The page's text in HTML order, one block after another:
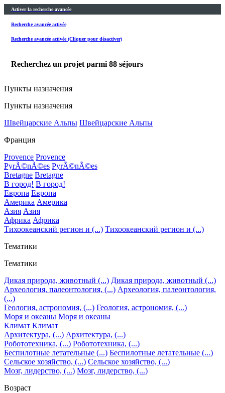
Activer la recherche avancée
Recherche avancée activée
Recherche avancée activée (Cliquer pour désactiver)
Recherchez un projet parmi 88 séjours
Пункты назначения
Пункты назначения
Швейцарские Альпы Швейцарские Альпы
Франция
Provence Provence
PyrÃ©nÃ©es PyrÃ©nÃ©es
Bretagne Bretagne
В город! В город!
Европа Европа
Америка Америка
Азия Азия
Африка Африка
Тихоокеанский регион и (...) Тихоокеанский регион и (...)
Тематики
Тематики
Дикая природа, животный (...) Дикая природа, животный (...)
Археология, палеонтология, (...) Археология, палеонтология,
(...)
Геология, астрономия, (...) Геология, астрономия, (...)
Моря и океаны Моря и океаны
Климат Климат
Архитектура, (...) Архитектура, (...)
Робототехника, (...) Робототехника, (...)
Беспилотные летательные (...) Беспилотные летательные (...)
Сельское хозяйство, (...) Сельское хозяйство, (...)
Мозг, лидерство, (...) Мозг, лидерство, (...)
Возраст